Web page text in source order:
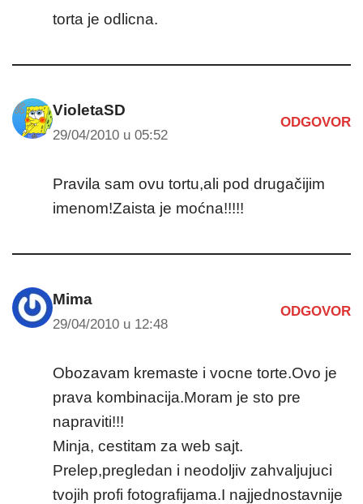
torta je odlicna.
VioletaSD
29/04/2010 u 05:52
ODGOVOR
Pravila sam ovu tortu,ali pod drugačijim
imenom!Zaista je moćna!!!!!
Mima
29/04/2010 u 12:48
ODGOVOR
Obozavam kremaste i vocne torte.Ovo je
prava kombinacija.Moram je sto pre
napraviti!!!
Minja, cestitam za web sajt.
Prelep,pregledan i neodoljiv zahvaljujuci
tvojih profi fotografijama.I najjednostavnije